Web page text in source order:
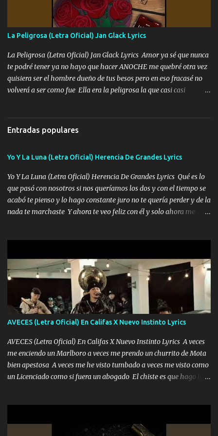
Ando en la colonia bien acelerado traigo un M2 que nunca me ha
fallado para mi compadre mandó un fuerte abrazo también al
Especial sabe que lo apreciamos En los mejores antros me verán
tomando con mujeres hermosas y botellas destapando siempre
bien cuidado bien atrabancado y a los que me conocen ya saben de
lo que hablo Entre lob...
La Peligrosa (Letra Oficial) Jan Glack Lyrics
La Peligrosa (Letra Oficial) Jan Glack Lyrics Amor ya sé que nunca
te podré tener ya no hayo que hacer ANOCHE me quebré otra vez
quisiera ser el hombre dueño de tus besos pero en eso fracasé no
volverá a ser como fue Ella era la peligrosa la que casi casi
años solo pienso en ti mami no me crees se que no me crees
Música Amar me duele estoy rodeado de mujeres pero solo
pasión en la troca tus labios besándome yo quitándote la ropa no
quiero que sea nunca con otra yo quiero llevarte a la Luna y si
quieres en ese momento te pido que seas mi esposa Chingada
madre no quiero dejar de tenerte no ayuda la p'uta loquera y al
chile quisiera ser menos de ti dependiente la pinche tristeza me
encierra princesa tu sabes que nunca saldras de mi mente Ella era
Entradas populares
Yo Y La Luna (Letra Oficial) Herencia De Grandes Lyrics
Yo Y La Luna (Letra Oficial) Herencia De Grandes Lyrics Qué es lo
que pasó con nosotros si nos queríamos los dos y con el tiempo se
acabó te pienso y lo hago constante juro no te quería perder y de la
nada te marchaste Y ahora te veo feliz con él y solo ahora me
pero eso ya no va a pasar me perderé en la soledad Porque me
mirabas bonito si yo no fui el final feliz el final fue triste pa mí Y
duele no tenerte aquí sabiendo que moría por ti yo y la luna
cantamos y por ti nos embriagamos Quién sabe qué será de mí si
contigo fui muy feliz a lo mejor no lloró pero muy en el fondo te
adoro
AVECES (Letra Oficial) En Califas X Nuevo Instinto Lyrics
AVECES (Letra Oficial) En Califas X Nuevo Instinto Lyrics A veces
me enciendo un Marlboro a veces me prendo un churrito de Mota
bien apestosa A veces me he visto tumbado a veces me visto como
un Licenciado como si fuera un abogado El chiste es que hago lo
corriente no quieren verte subir de level trucha mis plebes Música